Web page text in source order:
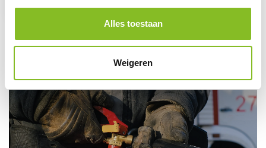
Alles toestaan
Weigeren